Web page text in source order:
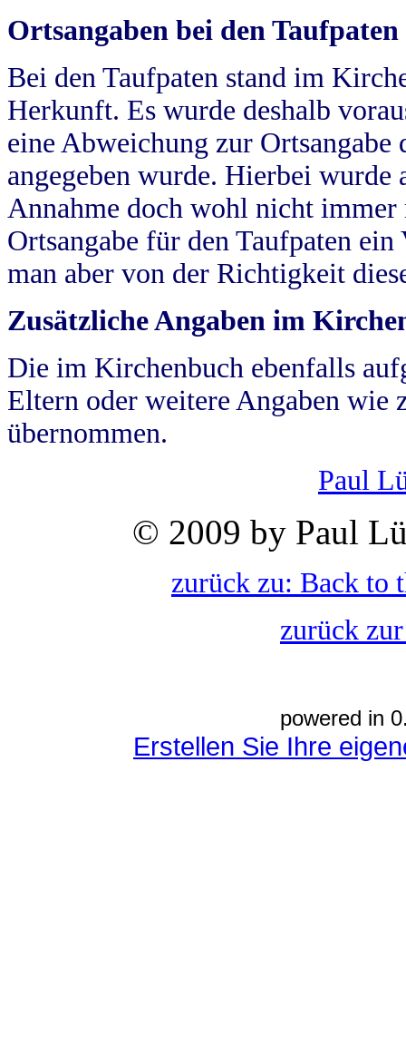
Ortsangaben bei den Taufpaten
Bei den Taufpaten stand im
Herkunft. Es wurde deshalb
eine Abweichung zur
angegeben wurde. Hierbei wurde
Annahme doch wohl nicht
Ortsangabe für den Taufpaten
man aber von der Richtigkeit
Zusätzliche Angaben im
Die im Kirchenbuch ebenfalls
Eltern oder weitere Angaben wie
übernommen.
Paul
© 2009 by Paul
zurück zu: Back to
zurück
powered in
Erstellen Sie Ihre